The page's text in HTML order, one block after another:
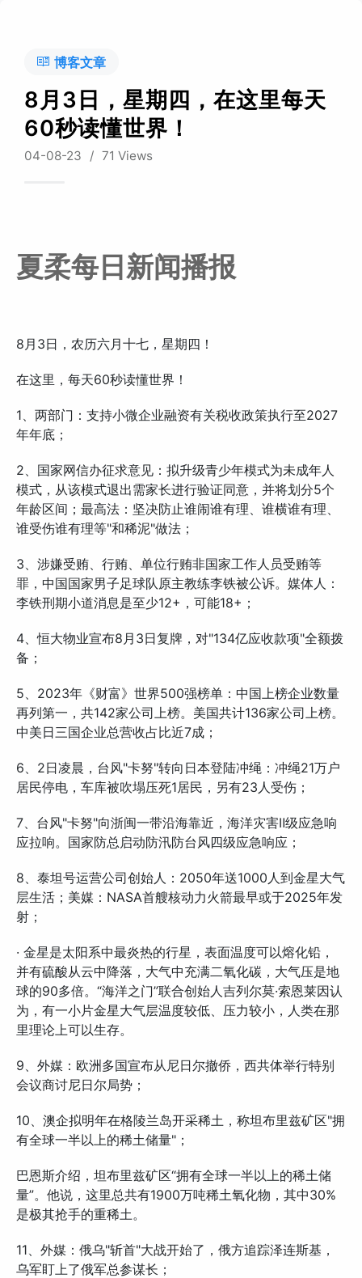
博客文章
8月3日，星期四，在这里每天
60秒读懂世界！
04-08-23 / 71 Views
夏柔每日新闻播报
8月3日，农历六月十七，星期四！
在这里，每天60秒读懂世界！
1、两部门：支持小微企业融资有关税收政策执行至2027
年年底；
2、国家网信办征求意见：拟升级青少年模式为未成年人
模式，从该模式退出需家长进行验证同意，并将划分5个
年龄区间；最高法：坚决防止谁闹谁有理、谁横谁有理、
谁受伤谁有理等"和稀泥"做法；
3、涉嫌受贿、行贿、单位行贿非国家工作人员受贿等
罪，中国国家男子足球队原主教练李铁被公诉。媒体人：
李铁刑期小道消息是至少12+，可能18+；
4、恒大物业宣布8月3日复牌，对"134亿应收款项"全额拨
备；
5、2023年《财富》世界500强榜单：中国上榜企业数量
再列第一，共142家公司上榜。美国共计136家公司上榜。
中美日三国企业总营收占比近7成；
6、2日凌晨，台风"卡努"转向日本登陆冲绳：冲绳21万户
居民停电，车库被吹塌压死1居民，另有23人受伤；
7、台风"卡努"向浙闽一带沿海靠近，海洋灾害Ⅱ级应急响
应拉响。国家防总启动防汛防台风四级应急响应；
8、泰坦号运营公司创始人：2050年送1000人到金星大气
层生活；美媒：NASA首艘核动力火箭最早或于2025年发
射；
· 金星是太阳系中最炎热的行星，表面温度可以熔化铅，
并有硫酸从云中降落，大气中充满二氧化碳，大气压是地
球的90多倍。“海洋之门”联合创始人吉列尔莫·索恩莱因认
为，有一小片金星大气层温度较低、压力较小，人类在那
里理论上可以生存。
9、外媒：欧洲多国宣布从尼日尔撤侨，西共体举行特别
会议商讨尼日尔局势；
10、澳企拟明年在格陵兰岛开采稀土，称坦布里兹矿区"拥
有全球一半以上的稀土储量"；
巴恩斯介绍，坦布里兹矿区“拥有全球一半以上的稀土储
量”。他说，这里总共有1900万吨稀土氧化物，其中30%
是极其抢手的重稀土。
11、外媒：俄乌"斩首"大战开始了，俄方追踪泽连斯基，
乌军盯上了俄军总参谋长；